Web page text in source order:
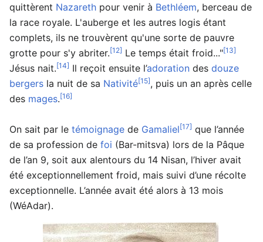
quittèrent Nazareth pour venir à Bethléem, berceau de
la race royale. L'auberge et les autres logis étant
complets, ils ne trouvèrent qu'une sorte de pauvre
grotte pour s'y abriter.[12] Le temps était froid..."[13]
Jésus nait.[14] Il reçoit ensuite l’adoration des douze
bergers la nuit de sa Nativité[15], puis un an après celle
des mages.[16]
On sait par le témoignage de Gamaliel[17] que l’année
de sa profession de foi (Bar-mitsva) lors de la Pâque
de l’an 9, soit aux alentours du 14 Nisan, l’hiver avait
été exceptionnellement froid, mais suivi d’une récolte
exceptionnelle. L’année avait été alors à 13 mois
(WéAdar).